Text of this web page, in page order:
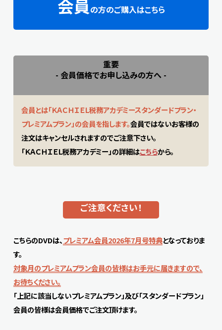
会員 の方のご購入はこちら
重要
- 会員価格でお申し込みの方へ -
会員とは「ＫＡＣＨＩＥＬ税務アカデミースタンダードプラン・
プレミアムプラン」の会員を指します。会員ではないお客様の
注文はキャンセルされますのでご注意下さい。
「ＫＡＣＨＩＥＬ税務アカデミー」の詳細はこちらから。
ご注意ください！
こちらのDVDは、プレミアム会員2026年7月号特典となっておりま
す。
対象月のプレミアムプラン会員の皆様はお手元に届きますので、
お待ちください。
「上記に該当しないプレミアムプラン」及び「スタンダードプラン」
会員の皆様は会員価格でご注文頂けます。